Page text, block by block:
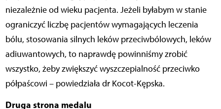
niezależnie od wieku pacjenta. Jeżeli byłabym w stanie
ograniczyć liczbę pacjentów wymagających leczenia
bólu, stosowania silnych leków przeciwbólowych, leków
adiuwantowych, to naprawdę powinniśmy zrobić
wszystko, żeby zwiększyć wyszczepialność przeciwko
półpaścowi – powiedziała dr Kocot-Kępska.
Druga strona medalu